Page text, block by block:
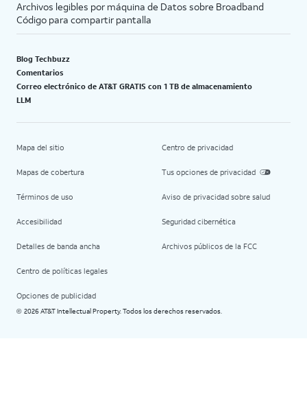
Archivos legibles por máquina de Datos sobre Broadband
Código para compartir pantalla
Blog Techbuzz
Comentarios
Correo electrónico de AT&T GRATIS con 1 TB de almacenamiento
LLM
Mapa del sitio
Mapas de cobertura
Términos de uso
Accesibilidad
Detalles de banda ancha
Centro de políticas legales
Opciones de publicidad
Centro de privacidad
Tus opciones de privacidad
Aviso de privacidad sobre salud
Seguridad cibernética
Archivos públicos de la FCC
© 2026 AT&T Intellectual Property. Todos los derechos reservados.